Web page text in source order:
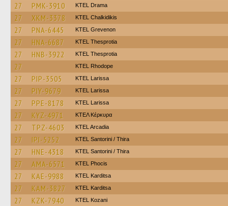
27 PMK-3910 KTEL Drama
27 XKM-3378 ΚΤΕL Chalkidikis
27 PNA-6445 ΚΤΕL Grevenon
27 HNA-6687 KTEL Thesprotia
27 HNB-3922 KTEL Thesprotia
27 KTEL Rhodope
27 PIP-3505 KTEL Larissa
27 PIY-9679 KTEL Larissa
27 PPE-8178 KTEL Larissa
27 KYZ-4971 ΚΤΕΛ Κέρκυρα
27 TPZ-4603 KTEL Arcadia
27 IPI-5252 KTEL Santorini / Thira
27 HNE-4318 KTEL Santorini / Thira
27 AMA-6571 ΚΤΕL Phocis
27 KAE-9988 ΚΤΕL Karditsa
27 KAM-3827 ΚΤΕL Karditsa
27 KZK-7940 ΚΤΕL Kozani